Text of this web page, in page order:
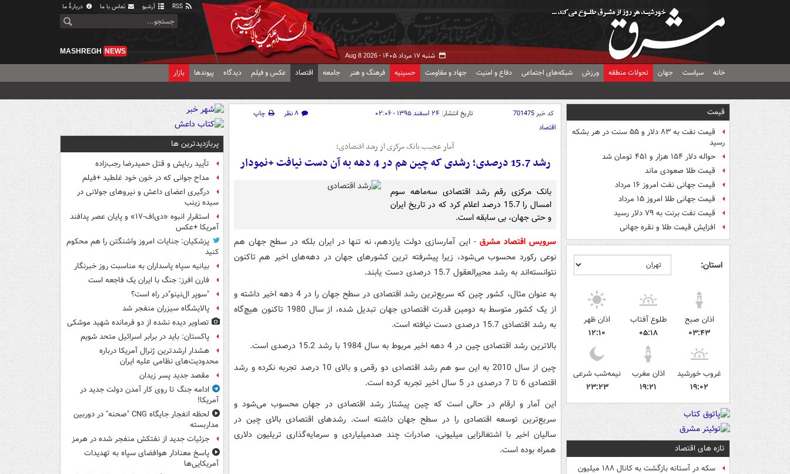
آرشیو تماس با ما دربارهٔ ما
شنبه ۱۷ مرداد ۱۴۰۵ - Aug 8 2026
MASHREGH NEWS
خانه سیاست جهان تحولات منطقه ورزش شبکه‌های اجتماعی دفاع و امنیت جهاد و مقاومت حسینیه فرهنگ و هنر جامعه اقتصاد عکس و فیلم دیدگاه پیوندها بازار
قیمت
قیمت نفت به ۸۳ دلار و ۵۵ سنت در هر بشکه
رسید
حواله دلار ۱۵۴ هزار و ۴۵۱ تومان شد
قیمت طلا صعودی ماند
قیمت جهانی نفت امروز ۱۶ مرداد
قیمت جهانی طلا امروز ۱۵ مرداد
قیمت نفت برنت به ۷۹ دلار رسید
افزایش قیمت طلا و نقره جهانی
استان:
اذان صبح
۰۳:۴۳
طلوع آفتاب
۰۵:۱۸
اذان ظهر
۱۲:۱۰
غروب خورشید
۱۹:۰۲
اذان مغرب
۱۹:۲۱
نیمه‌شب شرعی
۲۳:۲۳
تازه های اقتصاد
سکه در آستانه بازگشت به کانال ۱۸۸ میلیون
کد خبر701475 تاریخ انتشار: ۲۴ اسفند ۱۳۹۵ - ۰۲:۰۶ ۸ نظر
چاپ
اقتصاد
آمار عجیب بانک مرکزی از رشد اقتصادی؛
رشد 15.7 درصدی؛ رشدی که چین هم در 4 دهه به آن دست نیافت +نمودار
بانک مرکزی رقم رشد اقتصادی سه‌ماهه سوم
امسال را 15.7 درصد اعلام کرد که در تاریخ ایران
و حتی جهان، بی سابقه است.
سرویس اقتصاد مشرق- این آمارسازی دولت یازدهم، نه تنها در ایران بلکه در سطح جهان هم
نوعی رکورد محسوب می‌شود، زیرا پیشرفته ترین کشورهای جهان در دهه‌های اخیر هم تاکنون
نتوانسته‌اند به رشد محیرالعقول 15.7 درصدی دست یابند.
به عنوان مثال، کشور چین که سریع‌ترین رشد اقتصادی در سطح جهان را در 4 دهه اخیر داشته و
از یک کشور متوسط به دومین قدرت اقتصادی جهان تبدیل شده، از سال 1980 تاکنون هیچ‌گاه
به رشد اقتصادی 15.7 درصدی دست نیافته است.
بالاترین رشد اقتصادی چین در 4 دهه اخیر مربوط به سال 1984 با رشد 15.2 درصدی است.
چین از سال 2010 به این سو هم رشد اقتصادی دو رقمی و بالای 10 درصد تجربه نکرده و رشد
اقتصادی 6 تا 7 درصدی در 5 سال اخیر تجربه کرده است.
این آمار و ارقام در حالی است که چین پیشتاز رشد اقتصادی در جهان محسوب می‌شود و
سریع‌ترین توسعه اقتصادی را در سطح جهان داشته است. رشدهای اقتصادی بالای چین در
سالیان اخیر با اشتغالزایی میلیونی، صادرات چند صدمیلیاردی و سرمایه‌گذاری تریلیون دلاری
همراه بوده است.
پربازدیدترین ها
تأیید ربایش و قتل حمیدرضا رجب‌زاده
مداح جوانی که در خون خود غلطید +فیلم
درگیری اعضای داعش و نیروهای جولانی در
سیده زینب
استقرار انبوه «دی‌اف‑۱۷» و پایان عصر پدافند
آمریکا +عکس
پزشکیان: جنایات امروز واشنگتن را هم محکوم
کنید
بیانیه سپاه پاسداران به مناسبت روز خبرنگار
فارن افرز: جنگ با ایران یک فاجعه است
"سوپر ال‌نینو"در راه است؟
پالایشگاه سیزران منفجر شد
تصاویر دیده‌ نشده از دو فرمانده شهید موشکی
پاکستان: باید در برابر اسرائیل متحد شویم
هشدار ارشدترین ژنرال آمریکا درباره
محدودیت‌های نظامی علیه ایران
مقصد جدید پسر زیدان
ادامه جنگ تا روی کار آمدن دولت جدید در
آمریکا!
لحظه انفجار جایگاه CNG "صحنه" در دوربین
مداربسته
جزئیات جدید از نفتکش منفجر شده در هرمز
پاسخ معنادار هوافضای سپاه به تهدیدات
آمریکایی‌ها